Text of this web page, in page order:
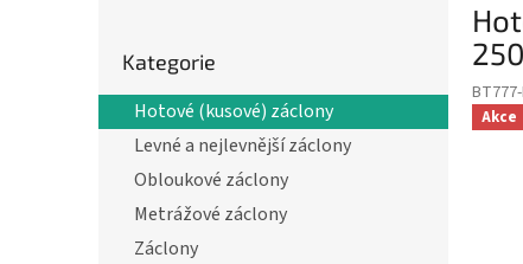
r
a
kategorie
Kategorie
Hotové (kusové) záclony
Levné a nejlevnější záclony
Obloukové záclony
Metrážové záclony
Záclony
Akce